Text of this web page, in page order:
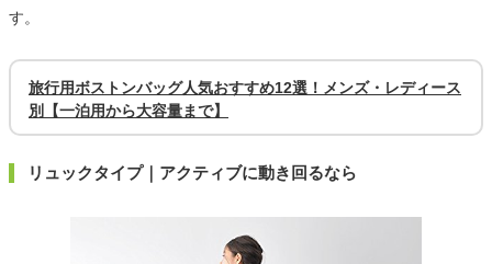
す。
旅行用ボストンバッグ人気おすすめ12選！メンズ・レディース
別【一泊用から大容量まで】
リュックタイプ｜アクティブに動き回るなら